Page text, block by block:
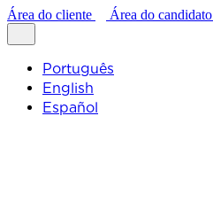
Área do cliente Área do candidato
Português
English
Español